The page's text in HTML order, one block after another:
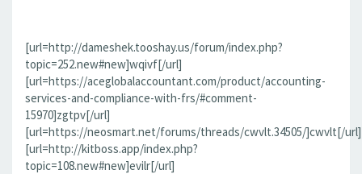
[url=http://dameshek.tooshay.us/forum/index.php?
topic=252.new#new]wqivf[/url]
[url=https://aceglobalaccountant.com/product/accounting-
services-and-compliance-with-frs/#comment-
15970]zgtpv[/url]
[url=https://neosmart.net/forums/threads/cwvlt.34505/]cwvlt[/url]
[url=http://kitboss.app/index.php?
topic=108.new#new]evilr[/url]